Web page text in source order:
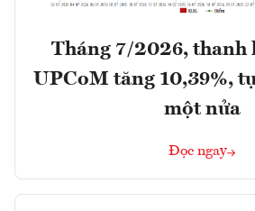
Tháng 7/2026, thanh
UPCoM tăng 10,39%,
một nửa
Đọc ngay